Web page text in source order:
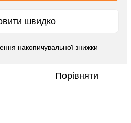
швидко
накопичувальної знижки
Порівняти